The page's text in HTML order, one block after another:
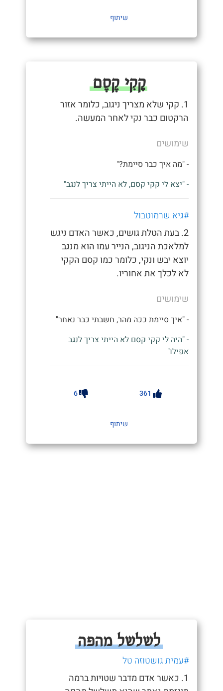
שיתוף
קָקִי קֶסֶם
1. קקי שלא מצריך ניגוב, כלומר אזור
הרקטום כבר נקי לאחר המעשה.
שימושים
- "מה איך כבר סיימת?"
- "יצא לי קקי קסם, לא הייתי צריך לנגב"
#גיא שרמוטבול
2. בעת הטלת גושים, כאשר האדם ניגש
למלאכת הניגוב, הנייר עמו הוא מנגב
יוצא יבש ונקי, כלומר כמו קסם הקקי
לא לכלך את אחוריו.
שימושים
- "איך סיימת ככה מהר, חשבתי כבר נאחר"
- "היה לי קקי קסם לא הייתי צריך לנגב
אפילו"
361
6
שיתוף
לשלשל מהפה
#עמית גושטוזה טל
1. כאשר אדם מדבר שטויות ברמה